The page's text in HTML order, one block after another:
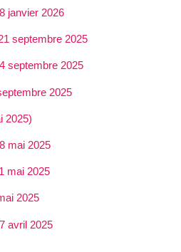
janvier 2026
septembre 2025
septembre 2025
2025
2025)
mai 2025
mai 2025
2025
avril 2025